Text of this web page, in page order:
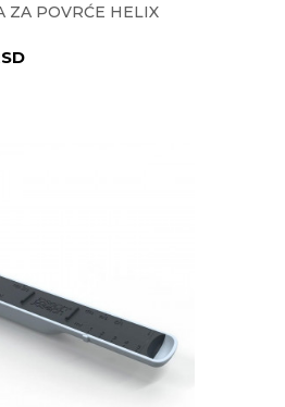
ZA POVRĆE HELIX